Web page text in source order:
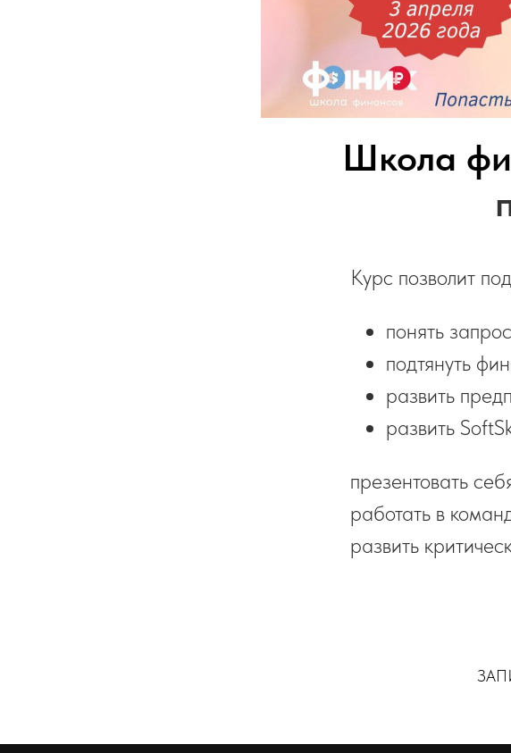
Школа
Курс позволит
понять
подтянуть
развить
развить
презентовать
работать в
развить